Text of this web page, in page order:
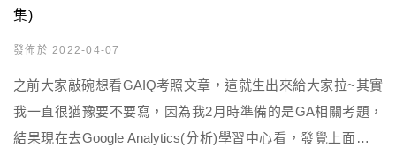
集)
發佈於 2022-04-07
之前大家敲碗想看GAIQ考照文章，這就生出來給大家拉~其實
我一直很猶豫要不要寫，因為我2月時準備的是GA相關考題，
結果現在去Google Analytics(分析)學習中心看，發覺上面似乎